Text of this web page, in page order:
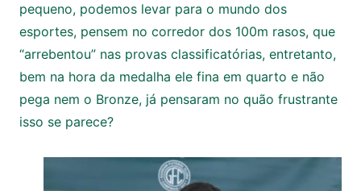
pequeno, podemos levar para o mundo dos
esportes, pensem no corredor dos 100m rasos, que
“arrebentou” nas provas classificatórias, entretanto,
bem na hora da medalha ele fina em quarto e não
pega nem o Bronze, já pensaram no quão frustrante
isso se parece?